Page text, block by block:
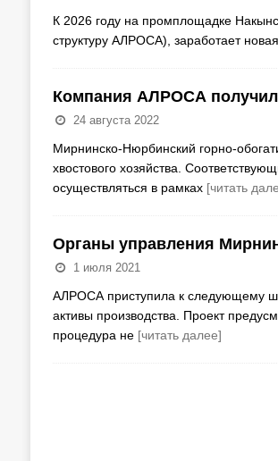
К 2026 году на промплощадке
структуру АЛРОСА), заработает
Компания АЛРОСА
24 августа 2022
Мирнинско-Нюрбинский горно-
хвостового хозяйства.
осуществляться в рамках [читать
Органы управления
1 июля 2021
АЛРОСА приступила к следующему
активы производства. Проект
процедура не [читать далее]